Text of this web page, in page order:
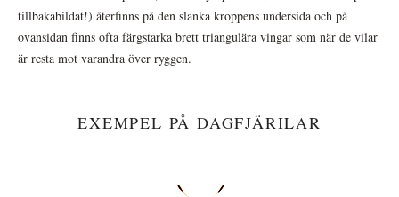
tillbakabildat!) återfinns på den slanka kroppens undersida och på
ovansidan finns ofta färgstarka brett triangulära vingar som när de vilar
är resta mot varandra över ryggen.
EXEMPEL PÅ DAGFJÄRILAR